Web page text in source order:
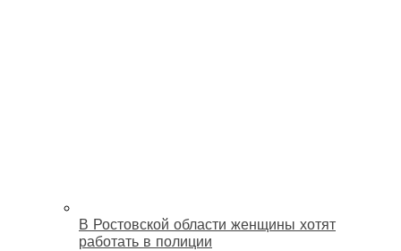
В Ростовской области женщины хотят
работать в полиции